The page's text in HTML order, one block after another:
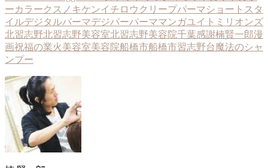
ーカラークスノキケンイチロウ クリープパーマショートスタ
イルデジタルパーマデジパーパーママンガユイトミリオンズ
北習志野北習志野美容室北習志野美容院千葉感謝楠賢一郎漫
画祝福の業火美容室美容院船橋市船橋市習志野台 魔法のシャ
ンプー